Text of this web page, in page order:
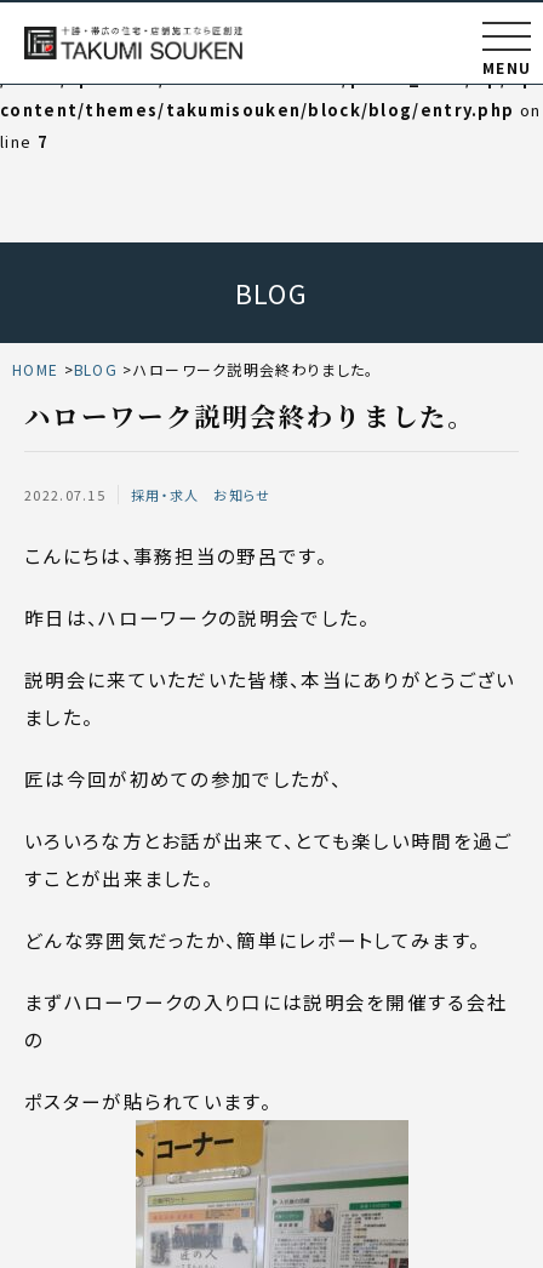
Warning: Undefined variable $category_html in
/home/np202102/takumisouken.net/public_html/wp/wp-
content/themes/takumisouken/block/blog/entry.php on
line 7
BLOG
HOME BLOG ハローワーク説明会終わりました。
ハローワーク説明会終わりました。
2022.07.15 採用・求人 お知らせ
こんにちは、事務担当の野呂です。
昨日は、ハローワークの説明会でした。
説明会に来ていただいた皆様、本当にありがとうござい
ました。
匠は今回が初めての参加でしたが、
いろいろな方とお話が出来て、とても楽しい時間を過ご
すことが出来ました。
どんな雰囲気だったか、簡単にレポートしてみます。
まずハローワークの入り口には説明会を開催する会社
の
ポスターが貼られています。
MENU